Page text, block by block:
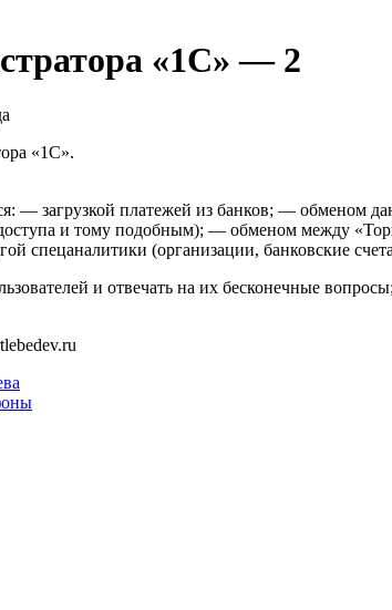
«1С» — 2
«1С».
— загрузкой платежей из банков; — обменом
и тому подобным); — обменом между
спецаналитики (организации, банковские
и отвечать на их бесконечные